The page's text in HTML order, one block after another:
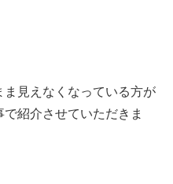
ま見えなくなっている方が
紹介させていただきま